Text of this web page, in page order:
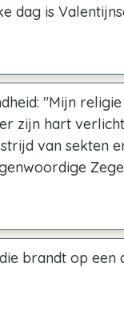
dag is
"Mijn
zijn hart
van sekten
brandt op